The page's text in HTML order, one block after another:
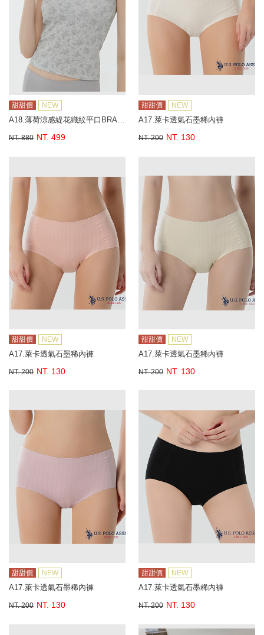
甜甜價 NEW
A18.薄荷涼感緹花織紋平口BRA背心
NT. 880 NT. 499
甜甜價 NEW
A17.萊卡透氣石墨稀內褲
NT. 200 NT. 130
甜甜價 NEW
A17.萊卡透氣石墨稀內褲
NT. 200 NT. 130
甜甜價 NEW
A17.萊卡透氣石墨稀內褲
NT. 200 NT. 130
甜甜價 NEW
A17.萊卡透氣石墨稀內褲
NT. 200 NT. 130
甜甜價 NEW
A17.萊卡透氣石墨稀內褲
NT. 200 NT. 130